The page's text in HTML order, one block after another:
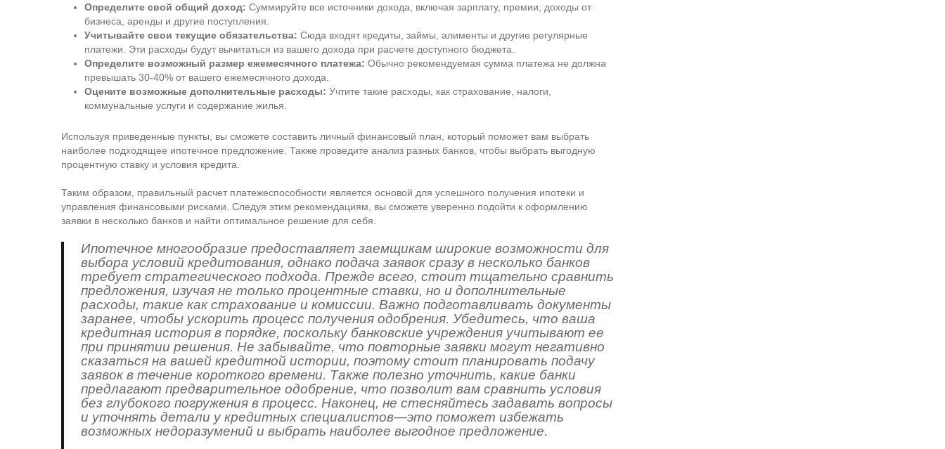
Определите свой общий доход: Суммируйте все источники дохода, включая зарплату, премии, доходы от
бизнеса, аренды и другие поступления.
Учитывайте свои текущие обязательства: Сюда входят кредиты, займы, алименты и другие регулярные
платежи. Эти расходы будут вычитаться из вашего дохода при расчете доступного бюджета.
Определите возможный размер ежемесячного платежа: Обычно рекомендуемая сумма платежа не должна
превышать 30-40% от вашего ежемесячного дохода.
Оцените возможные дополнительные расходы: Учтите такие расходы, как страхование, налоги,
коммунальные услуги и содержание жилья.
Используя приведенные пункты, вы сможете составить личный финансовый план, который поможет вам выбрать
наиболее подходящее ипотечное предложение. Также проведите анализ разных банков, чтобы выбрать выгодную
процентную ставку и условия кредита.
Таким образом, правильный расчет платежеспособности является основой для успешного получения ипотеки и
управления финансовыми рисками. Следуя этим рекомендациям, вы сможете уверенно подойти к оформлению
заявки в несколько банков и найти оптимальное решение для себя.
Ипотечное многообразие предоставляет заемщикам широкие возможности для
выбора условий кредитования, однако подача заявок сразу в несколько банков
требует стратегического подхода. Прежде всего, стоит тщательно сравнить
предложения, изучая не только процентные ставки, но и дополнительные
расходы, такие как страхование и комиссии. Важно подготавливать документы
заранее, чтобы ускорить процесс получения одобрения. Убедитесь, что ваша
кредитная история в порядке, поскольку банковские учреждения учитывают ее
при принятии решения. Не забывайте, что повторные заявки могут негативно
сказаться на вашей кредитной истории, поэтому стоит планировать подачу
заявок в течение короткого времени. Также полезно уточнить, какие банки
предлагают предварительное одобрение, что позволит вам сравнить условия
без глубокого погружения в процесс. Наконец, не стесняйтесь задавать вопросы
и уточнять детали у кредитных специалистов—это поможет избежать
возможных недоразумений и выбрать наиболее выгодное предложение.